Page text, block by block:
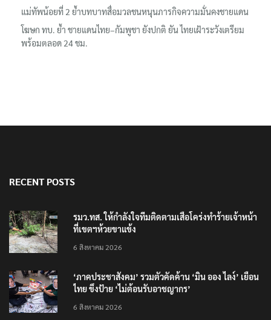
แม่ทัพน้อยที่ 2 ย้ำบทบาทสื่อมวลชนหนุนภารกิจความมั่นคงชายแดน
โฆษก ทบ. ย้ำ ชายแดนไทย–กัมพูชา ยังปกติ ยัน ไทยเฝ้าระวังเตรียม
พร้อมตลอด 24 ชม.
RECENT POSTS
รมว.ทส. ให้กำลังใจทีมติดตามเสือโคร่งทำร้ายเจ้าหน้า
ที่เขตฯห้วยขาแข้ง
6 สิงหาคม 2026
‘ภาคประชาสังคม’ รวมตัวคัดค้าน ‘มิน ออง ไลง์’ เยือน
ไทย ขึงป้าย ‘ไม่ต้อนรับอาชญากร’
6 สิงหาคม 2026